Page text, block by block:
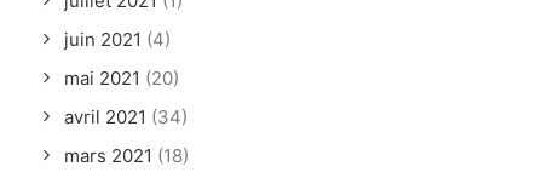
juin 2021 (4)
mai 2021 (20)
avril 2021 (34)
mars 2021 (18)